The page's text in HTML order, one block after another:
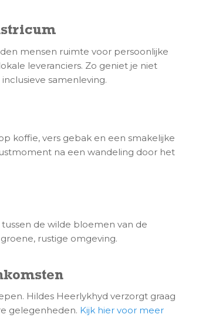
mensen ruimte voor persoonlijke
leveranciers. Zo geniet je niet
samenleving.
koffie, vers gebak en een smakelijke
na een wandeling door het
de wilde bloemen van de
rustige omgeving.
Hildes Heerlykhyd verzorgt graag
gelegenheden. Kijk hier voor meer